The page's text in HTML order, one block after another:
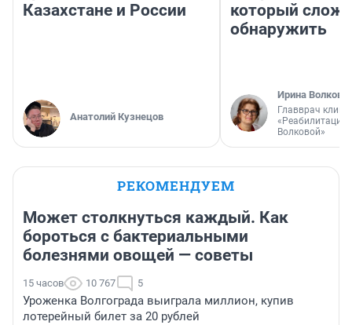
Казахстане и России
Анатолий Кузнецов
который
обнаружить
Ирина Волкова
Главврач
«Реабилитация
Волковой»
РЕКОМЕНДУЕМ
Может столкнуться каждый. Как
бороться с бактериальными
болезнями овощей — советы
15 часов 10 767 5
Уроженка Волгограда выиграла миллион, купив
лотерейный билет за 20 рублей